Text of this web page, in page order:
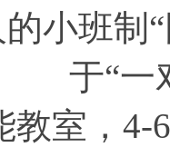
小班制
于“一
教室，